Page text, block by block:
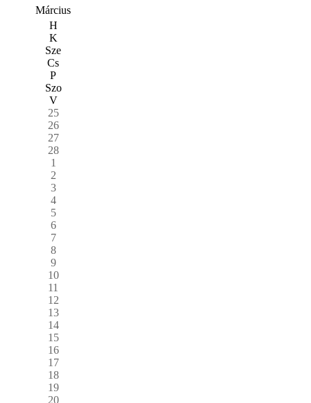
Március
H
K
Sze
Cs
P
Szo
V
25
26
27
28
1
2
3
4
5
6
7
8
9
10
11
12
13
14
15
16
17
18
19
20